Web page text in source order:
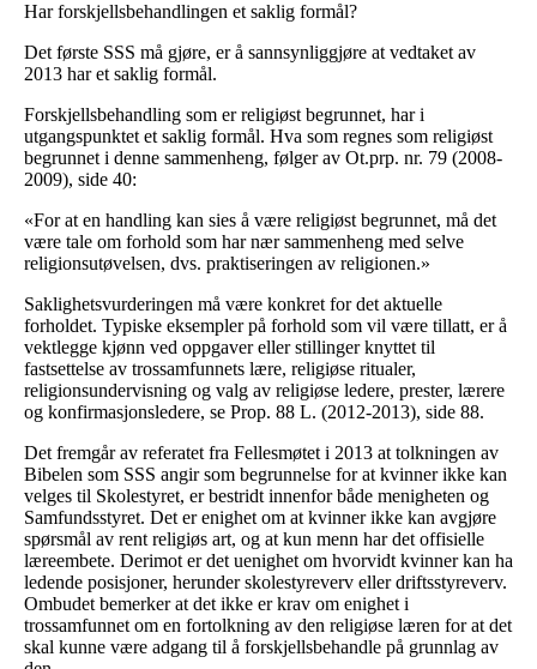
Har forskjellsbehandlingen et saklig formål?
Det første SSS må gjøre, er å sannsynliggjøre at vedtaket av
2013 har et saklig formål.
Forskjellsbehandling som er religiøst begrunnet, har i
utgangspunktet et saklig formål. Hva som regnes som religiøst
begrunnet i denne sammenheng, følger av Ot.prp. nr. 79 (2008-
2009), side 40:
«For at en handling kan sies å være religiøst begrunnet, må det
være tale om forhold som har nær sammenheng med selve
religionsutøvelsen, dvs. praktiseringen av religionen.»
Saklighetsvurderingen må være konkret for det aktuelle
forholdet. Typiske eksempler på forhold som vil være tillatt, er å
vektlegge kjønn ved oppgaver eller stillinger knyttet til
fastsettelse av trossamfunnets lære, religiøse ritualer,
religionsundervisning og valg av religiøse ledere, prester, lærere
og konfirmasjonsledere, se Prop. 88 L. (2012-2013), side 88.
Det fremgår av referatet fra Fellesmøtet i 2013 at tolkningen av
Bibelen som SSS angir som begrunnelse for at kvinner ikke kan
velges til Skolestyret, er bestridt innenfor både menigheten og
Samfundsstyret. Det er enighet om at kvinner ikke kan avgjøre
spørsmål av rent religiøs art, og at kun menn har det offisielle
læreembete. Derimot er det uenighet om hvorvidt kvinner kan ha
ledende posisjoner, herunder skolestyreverv eller driftsstyreverv.
Ombudet bemerker at det ikke er krav om enighet i
trossamfunnet om en fortolkning av den religiøse læren for at det
skal kunne være adgang til å forskjellsbehandle på grunnlag av